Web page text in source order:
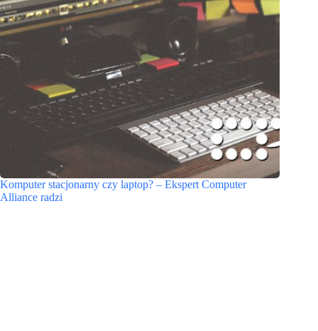
Komputer stacjonarny czy laptop? – Ekspert Computer
Alliance radzi